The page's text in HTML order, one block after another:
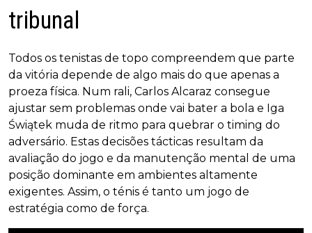
tribunal
Todos os tenistas de topo compreendem que parte
da vitória depende de algo mais do que apenas a
proeza física. Num rali, Carlos Alcaraz consegue
ajustar sem problemas onde vai bater a bola e Iga
Świątek muda de ritmo para quebrar o timing do
adversário. Estas decisões tácticas resultam da
avaliação do jogo e da manutenção mental de uma
posição dominante em ambientes altamente
exigentes. Assim, o ténis é tanto um jogo de
estratégia como de força.